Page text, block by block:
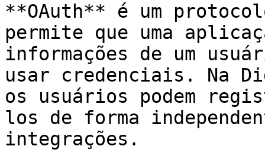
**OAuth** é um
permite que uma
informações de um
usar credenciais. Na
os usuários podem
los de forma
integrações.